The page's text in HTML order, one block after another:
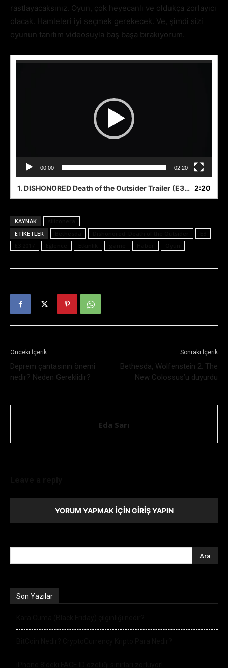
rastlayacaksınız. Oyun, çok heyecanlı ve oldukça zorlayıcı
olacak. Hamleleri iyi seçmek gerekecek. Ve, şimdi sizi
oyunun tanıtım videosuyla baş başa bırakıyorum.
Video
00:00 02:20
1. DISHONORED Death of the Outsider Trailer (E3 2017) PS4Xbox One 2:20
KAYNAK
ETIKETLER
Önceki İçerik
Deprem çantasının önemi
nedir? Neden Gereklidir?
Sonraki İçerik
Bethesda, Wolfenstein 2: The
New Colossus’u duyurdu
Eda Sarı
YORUM YAPMAK İÇIN GIRIŞ YAPIN
Son Yazılar